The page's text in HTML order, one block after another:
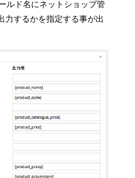
ルド名にネットショップ管
力するかを指定する事が出